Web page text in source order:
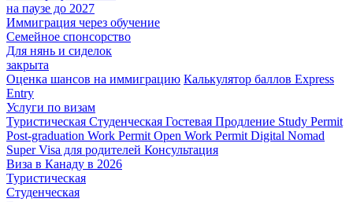
на паузе до 2027
Иммиграция через обучение
Семейное спонсорство
Для нянь и сиделок
закрыта
Оценка шансов на иммиграцию Калькулятор баллов Express
Entry
Услуги по визам
Туристическая Студенческая Гостевая Продление Study Permit
Post-graduation Work Permit Open Work Permit Digital Nomad
Super Visa для родителей Консультация
Виза в Канаду в 2026
Туристическая
Студенческая